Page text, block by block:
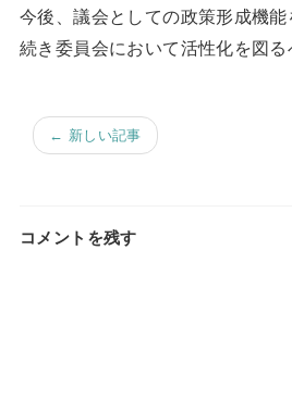
今後、議会としての政策形成機
続き委員会において活性化を図
← 新しい記事
コメントを残す